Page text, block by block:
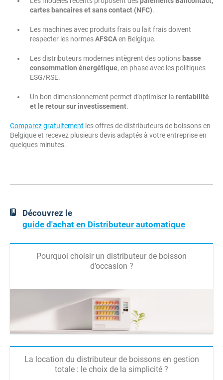
cartes bancaires et sans contact (NFC).
Les machines avec produits frais ou lait frais doivent
respecter les normesAFSCAen Belgique.
Les distributeurs modernes intègrent des options basse
consommation énergétique, en phase avec les politiques
ESG/RSE.
Un bon dimensionnement permet d’optimiser la rentabilité
et le retour sur investissement.
Comparez gratuitement les offres de distributeurs de boissons en
Belgique et recevez plusieurs devis adaptés à votre entreprise en
quelques minutes.
Découvrez le
guide d'achat en Distributeur automatique
Pourquoi choisir un distributeur de boisson
d’occasion ?
La location du distributeur de boissons en gestion
totale : le choix de la simplicité ?